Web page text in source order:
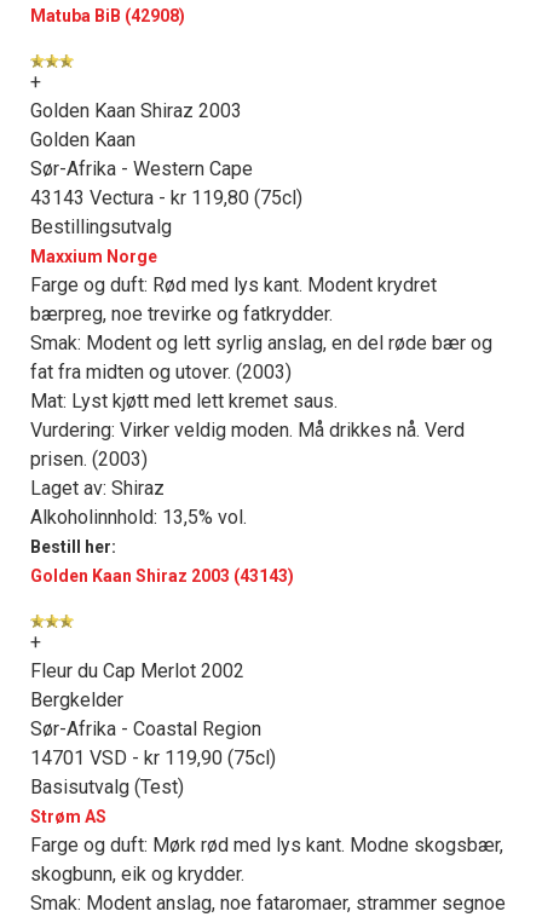
Matuba BiB (42908)
+
Golden Kaan Shiraz 2003
Golden Kaan
Sør-Afrika - Western Cape
43143 Vectura - kr 119,80 (75cl)
Bestillingsutvalg
Maxxium Norge
Farge og duft: Rød med lys kant. Modent krydret
bærpreg, noe trevirke og fatkrydder.
Smak: Modent og lett syrlig anslag, en del røde bær og
fat fra midten og utover. (2003)
Mat: Lyst kjøtt med lett kremet saus.
Vurdering: Virker veldig moden. Må drikkes nå. Verd
prisen. (2003)
Laget av: Shiraz
Alkoholinnhold: 13,5% vol.
Bestill her:
Golden Kaan Shiraz 2003 (43143)
+
Fleur du Cap Merlot 2002
Bergkelder
Sør-Afrika - Coastal Region
14701 VSD - kr 119,90 (75cl)
Basisutvalg (Test)
Strøm AS
Farge og duft: Mørk rød med lys kant. Modne skogsbær,
skogbunn, eik og krydder.
Smak: Modent anslag, noe fataromaer, strammer segnoe